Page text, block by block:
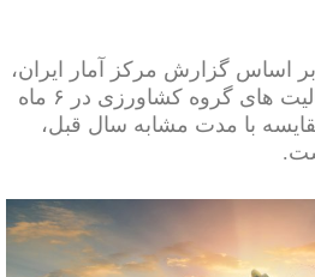
اساس گزارش مرکز آمار ایران،
رشد اقتصادی رشته فعالیت های گروه کشاورزی در ۶ ماه
با مدت مشابه سال قبل،